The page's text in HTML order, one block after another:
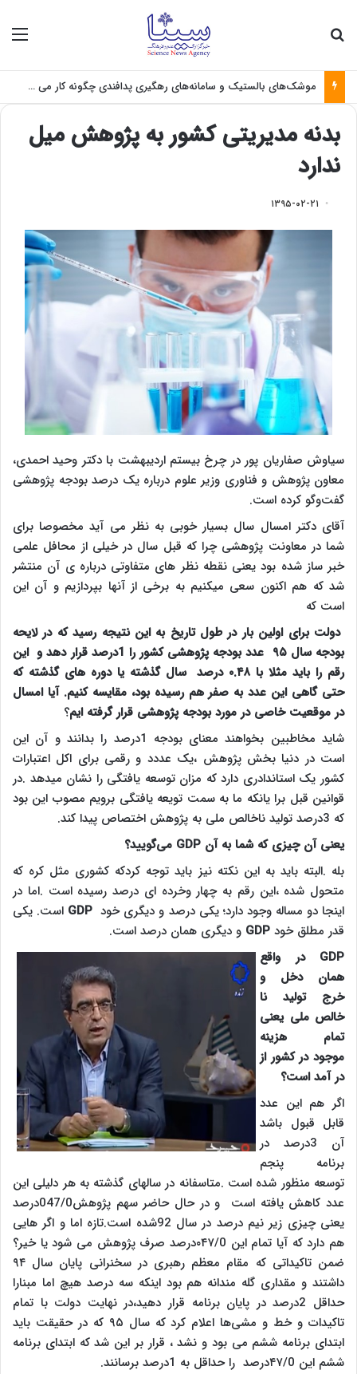
فاصله میان نخبگان و صنعت؛ چالش بزرگ تبدیل علم به فناوری
بدنه مدیریتی کشور به پژوهش میل
ندارد
۱۳۹۵-۰۲-۲۱
سیاوش صفاریان پور در چرخ بیستم اردیبهشت با دکتر وحید احمدی،
معاون پژوهش و فناوری وزیر علوم درباره یک درصد بودجه پژوهشی
گفت‌وگو کرده است.
آقای دکتر امسال سال بسیار خوبی به نظر می آید مخصوصا برای
شما در معاونت پژوهشی چرا که قبل سال در خیلی از محافل علمی
خبر ساز شده بود یعنی نقطه نظر های متفاوتی درباره ی آن منتشر
شد که هم اکنون سعی میکنیم به برخی از آنها بپردازیم و آن این
است که
دولت برای اولین بار در طول تاریخ به این نتیجه رسید که در لایحه
بودجه سال ۹۵ عدد بودجه پژوهشی کشور را 1درصد قرار دهد و این
رقم را باید مثلا با ۰.۴۸ درصد سال گذشته یا دوره های گذشته که
حتی گاهی این عدد به صفر هم رسیده بود، مقایسه کنیم. آیا امسال
در موقعیت خاصی در مورد بودجه پژوهشی قرار گرفته ایم؟
شاید مخاطبین بخواهند معنای بودجه 1درصد را بدانند و آن این
است در دنیا بخش پژوهش ،یک عددد و رقمی برای اکل اعتبارات
کشور یک استاندادری دارد که مزان توسعه یافتگی را نشان میدهد .در
قوانین قبل برا یانکه ما به سمت تویعه یافتگی برویم مصوب این بود
که 3درصد تولید ناخالص ملی به پژوهش اختصاص پیدا کند.
یعنی آن چیزی که شما به آن GDP می‌گویید؟
بله .البته باید به این نکته نیز باید توجه کردکه کشوری مثل کره که
متحول شده ،این رقم به چهار وخرده ای درصد رسیده است .اما در
اینجا دو مساله وجود دارد؛ یکی درصد و دیگری خود GDP است. یکی
قدر مطلق خود GDP و دیگری همان درصد است.
GDP در واقع
همان دخل و
خرج تولید نا
خالص ملی یعنی
تمام هزینه
موجود در کشور از
در آمد است؟
اگر هم این عدد
قابل قبول باشد
آن 3درصد در
برنامه پنجم
توسعه منظور شده است .متاسفانه در سالهای گذشته به هر دلیلی این
عدد کاهش یافته است و در حال حاضر سهم پژوهش047/0درصد
یعنی چیزی زیر نیم درصد در سال 92شده است.تازه اما و اگر هایی
هم دارد که آیا تمام این ۰۴۷/0درصد صرف پژوهش می شود یا خیر؟
ضمن تاکیداتی که مقام معظم رهبری در سخنرانی پایان سال ۹۴
داشتند و مقداری گله مندانه هم بود اینکه سه درصد هیچ اما مبنارا
حداقل 2درصد در پایان برنامه قرار دهید،در نهایت دولت با تمام
تاکیدات و خط و مشی‌ها اعلام کرد که سال ۹۵ که در حقیقت باید
ابتدای برنامه ششم می بود و نشد ، قرار بر این شد که ابتدای برنامه
ششم این ۴۷/0درصد را حداقل به 1درصد برسانند.